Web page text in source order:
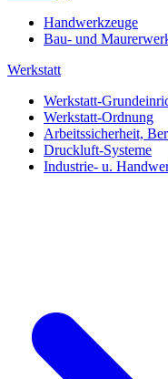
Handwerkzeuge
Bau- und
Werkstatt
Werkstatt-
Werkstatt-Ordnung
Arbeitssicherheit,
Druckluft-Systeme
Industrie- u.